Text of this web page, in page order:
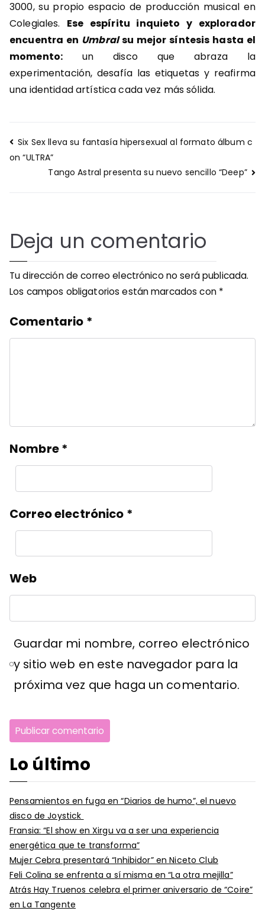
3000, su propio espacio de producción musical en
Colegiales. Ese espíritu inquieto y explorador
encuentra en Umbralsu mejor síntesis hasta el
momento: un disco que abraza la
experimentación, desafía las etiquetas y reafirma
una identidad artística cada vez más sólida.
Navegación
de
entradas
Six Sex lleva su fantasía hipersexual al formato álbum c
on “ULTRA”
Tango Astral presenta su nuevo sencillo “Deep”
Deja un comentario
Tu dirección de correo electrónico no será publicada.
Los campos obligatorios están marcados con *
Comentario *
Nombre*
Correo electrónico *
Web
Guardar mi nombre, correo electrónico
y sitio web en este navegador para la
próxima vez que haga un comentario.
Lo último
Pensamientos en fuga en “Diarios de humo”, el nuevo
disco de Joystick
Fransia: “El show en Xirgu va a ser una experiencia
energética que te transforma”
Mujer Cebra presentará “Inhibidor” en Niceto Club
Feli Colina se enfrenta a sí misma en “La otra mejilla”
Atrás Hay Truenos celebra el primer aniversario de “Coire”
en La Tangente